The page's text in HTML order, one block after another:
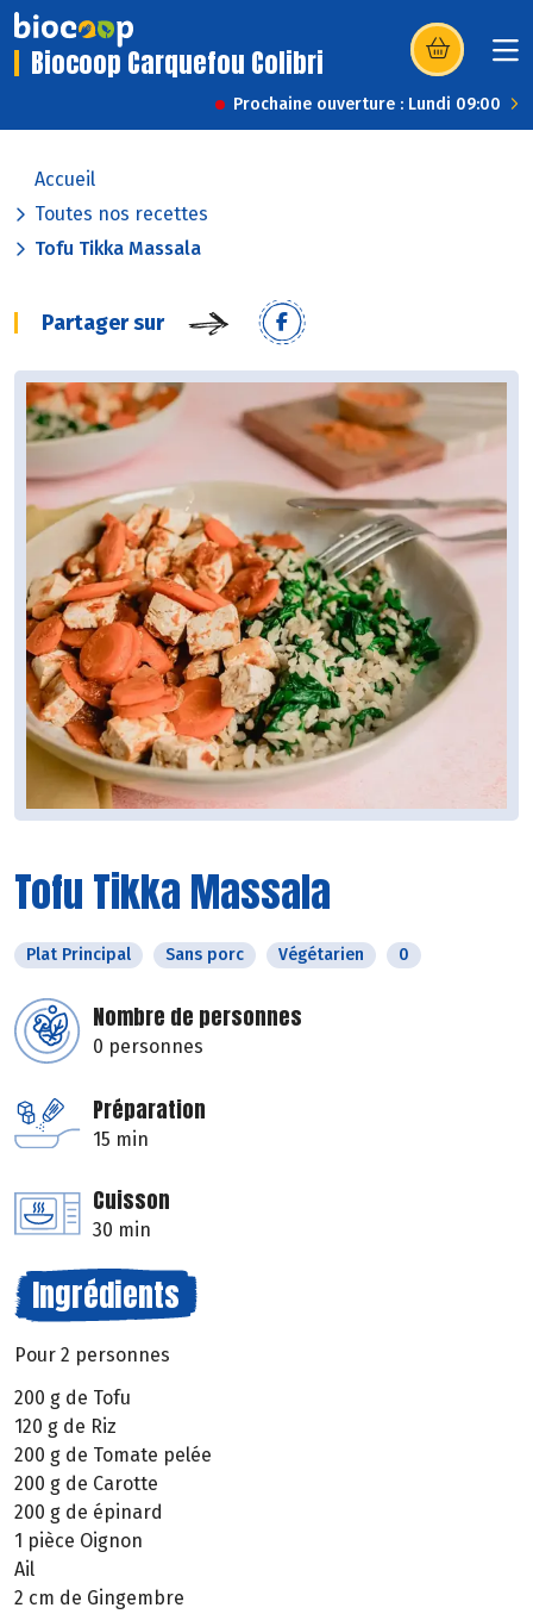
Biocoop Carquefou Colibri (s’ouvre dans
Prochaine ouverture : Lundi 09:00
Accueil
Toutes nos recettes
Tofu Tikka Massala
Partager sur
Tofu Tikka Massala
Plat Principal Sans porc Végétarien 0
Nombre de personnes
0 personnes
Préparation
15 min
Cuisson
30 min
Ingrédients
Pour 2 personnes
200 g de Tofu
120 g de Riz
200 g de Tomate pelée
200 g de Carotte
200 g de épinard
1 pièce Oignon
Ail
2 cm de Gingembre